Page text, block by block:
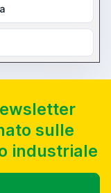
sulle
industriale